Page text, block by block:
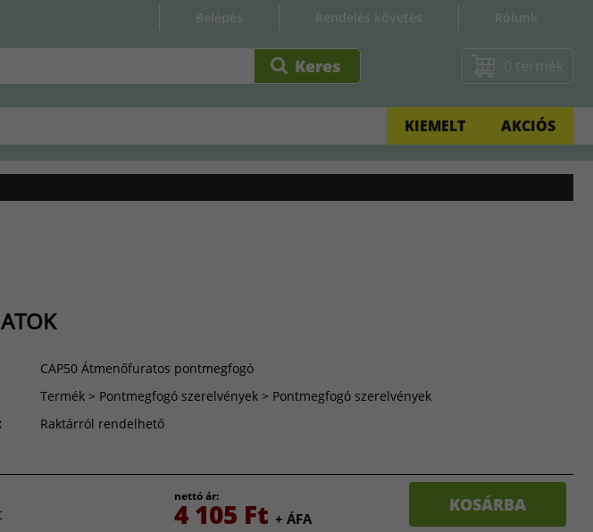
Rólunk
Rendelés követés
Belépés
0 termék
AKCIÓS
KIEMELT
CAP50 Átmenőfuratos pontmegfogó
Termék > Pontmegfogó szerelvények > Pontmegfogó szerelvények
Raktárról rendelhető
nettó ár:
4 105 Ft + ÁFA
KOSÁRBA